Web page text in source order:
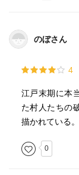
のぼさん
4
江戸末期に本
た村人たちの
描かれている。
0